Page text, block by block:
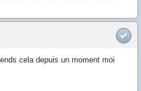
cela depuis un moment moi